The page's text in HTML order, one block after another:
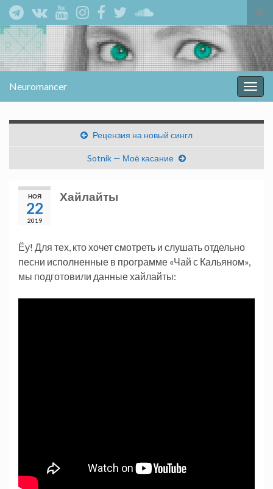
Вкл/
Search for:
Вкл/
выкл
Neuromancer
Рецензия на новый сингл
Sotnik — Моё касание
НОЯ
22
2019
Хайлайты
Ёу! Для тех, кто хочет смотреть и слушать отдельно
песни исполненные в программе «Чай с Кальяном»,
мы подготовили данные хайлайты: